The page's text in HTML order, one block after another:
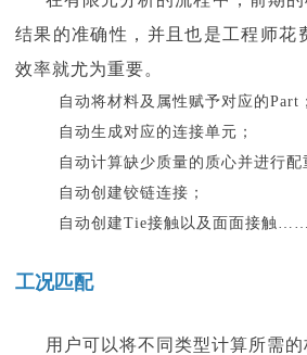
结果的准确性，并且也是工程师
效率就尤为重要。
自动将材料及属性赋予对应的Part；
自动生成对应的连接单元；
自动计算缺少质量的质心并进行配
自动创建铰链连接；
自动创建Tie接触以及面面接触……
工况匹配
用户可以将不同类型计算所需